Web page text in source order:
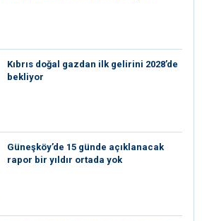
Kıbrıs doğal gazdan ilk gelirini 2028’de
bekliyor
Güneşköy’de 15 günde açıklanacak
rapor bir yıldır ortada yok